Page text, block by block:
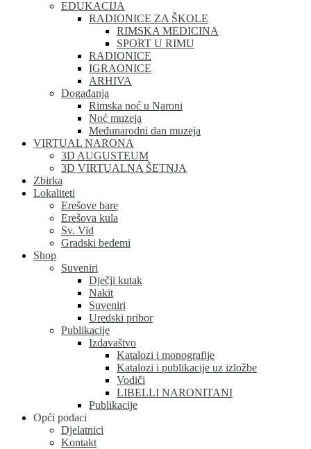
EDUKACIJA
RADIONICE ZA ŠKOLE
RIMSKA MEDICINA
SPORT U RIMU
RADIONICE
IGRAONICE
ARHIVA
Događanja
Rimska noć u Naroni
Noć muzeja
Međunarodni dan muzeja
VIRTUAL NARONA
3D AUGUSTEUM
3D VIRTUALNA ŠETNJA
Zbirka
Lokaliteti
Erešove bare
Erešova kula
Sv. Vid
Gradski bedemi
Shop
Suveniri
Dječji kutak
Nakit
Suveniri
Uredski pribor
Publikacije
Izdavaštvo
Katalozi i monografije
Katalozi i publikacije uz izložbe
Vodiči
LIBELLI NARONITANI
Publikacije
Opći podaci
Djelatnici
Kontakt